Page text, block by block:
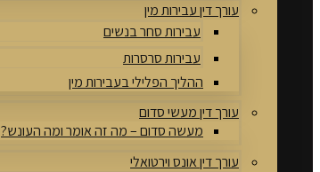
עורך דין עבירות מין
עבירות סחר בנשים
עבירות סרסרות
ההליך הפלילי בעבירות מין
עורך דין מעשי סדום
מעשה סדום – מה זה אומר ומה העונש?
עורך דין אונס וירטואלי